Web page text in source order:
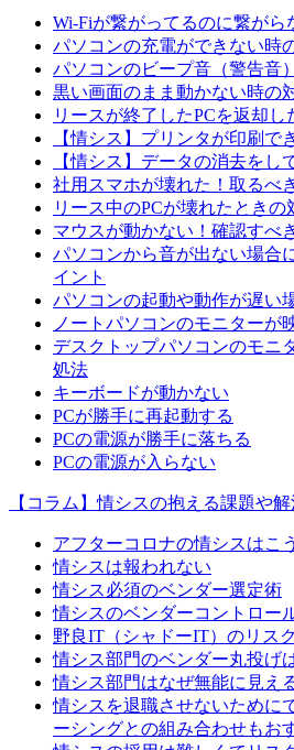
Wi-Fiが繋がってるのに繋がら
パソコンの充電ができない時
パソコンのビープ音（警告音
黒い画面のまま動かない時の
リースが終了したPCを返却し
【情シス】プリンタが印刷で
【情シス】データの消去をし
社用スマホが壊れた！取るべ
リース中のPCが壊れたときの
マウスが動かない！確認すべ
パソコンから音が出ない場合
イント
パソコンの起動や動作が遅い
ノートパソコンのモニターが
デスクトップパソコンのモニ
処法
キーボードが動かない
PCが勝手に再起動する
PCの電源が勝手に落ちる
PCの電源が入らない
【コラム】情シスの抱える課題や
アフターコロナの情シスはこ
情シスは報われない
情シス必須のベンダー選定術
情シスのベンダーコントロー
野良IT（シャドーIT）のリス
情シス部門のベンダー丸投げ
情シス部門はなぜ無能に見え
情シスを退職させないために
ーシングとの組み合わせもお